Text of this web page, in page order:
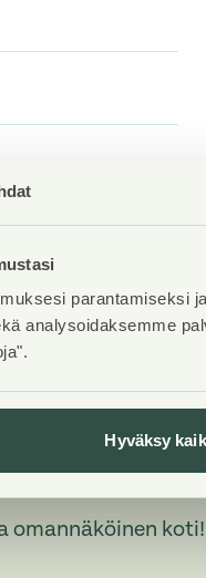
parantamiseksi
analysoidaksemme
Hyväksy
omannäköinen koti!